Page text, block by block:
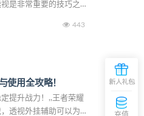
是非常重要的技巧之
443
使用全攻略！
提升战力！,,王者荣耀
透视外挂辅助可以为玩